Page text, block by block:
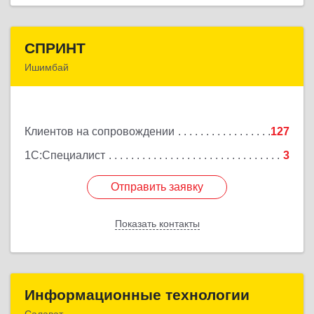
СПРИНТ
Ишимбай
Клиентов на сопровождении
127
1С:Специалист
3
Отправить заявку
Показать контакты
Подробнее
Отправить заявку
Назад
Информационные технологии
Информационные технологии